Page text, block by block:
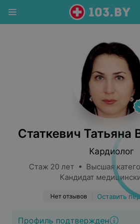
Статкевич Татьяна
Кардиолог
Стаж 20 лет • Высшая
Кандидат
Нет отзывов Оставить
Профиль подтвержден